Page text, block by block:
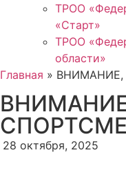
ТРОО
«Старт»
ТРОО
области»
Главная »
28 октября, 2025